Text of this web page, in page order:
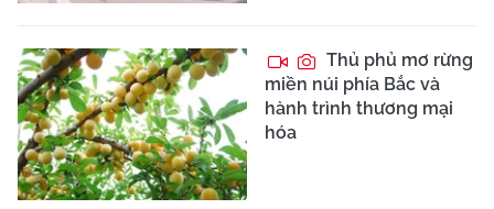
Thủ phủ mơ rừng
miền núi phía Bắc và
hành trình thương mại
hóa